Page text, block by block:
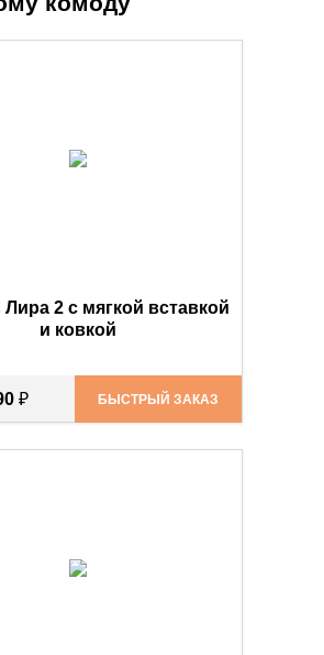
Лира 2 с мягкой вставкой
и ковкой
₽ БЫСТРЫЙ ЗАКАЗ